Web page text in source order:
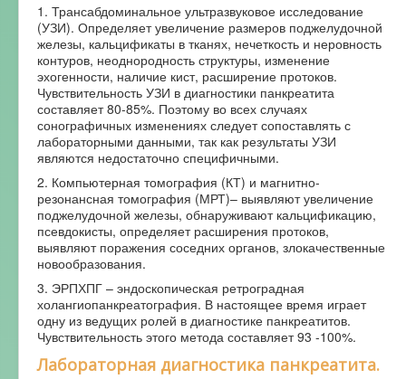
1. Трансабдоминальное ультразвуковое исследование
(УЗИ). Определяет увеличение размеров поджелудочной
железы, кальцификаты в тканях, нечеткость и неровность
контуров, неоднородность структуры, изменение
эхогенности, наличие кист, расширение протоков.
Чувствительность УЗИ в диагностики панкреатита
составляет 80-85%. Поэтому во всех случаях
сонографичных изменениях следует сопоставлять с
лабораторными данными, так как результаты УЗИ
являются недостаточно специфичными.
2. Компьютерная томография (КТ) и магнитно-
резонансная томография (МРТ)– выявляют увеличение
поджелудочной железы, обнаруживают кальцификацию,
псевдокисты, определяет расширения протоков,
выявляют поражения соседних органов, злокачественные
новообразования.
3. ЭРПХПГ – эндоскопическая ретроградная
холангиопанкреатография. В настоящее время играет
одну из ведущих ролей в диагностике панкреатитов.
Чувствительность этого метода составляет 93 -100%.
Лабораторная диагностика панкреатита.